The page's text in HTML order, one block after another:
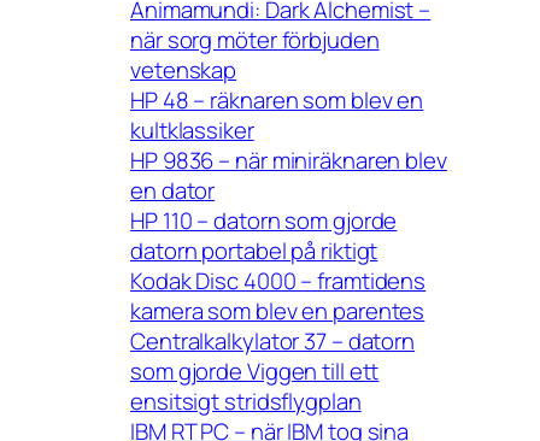
Animamundi: Dark Alchemist –
när sorg möter förbjuden
vetenskap
HP 48 – räknaren som blev en
kultklassiker
HP 9836 – när miniräknaren blev
en dator
HP 110 – datorn som gjorde
datorn portabel på riktigt
Kodak Disc 4000 – framtidens
kamera som blev en parentes
Centralkalkylator 37 – datorn
som gjorde Viggen till ett
ensitsigt stridsflygplan
IBM RT PC – när IBM tog sina